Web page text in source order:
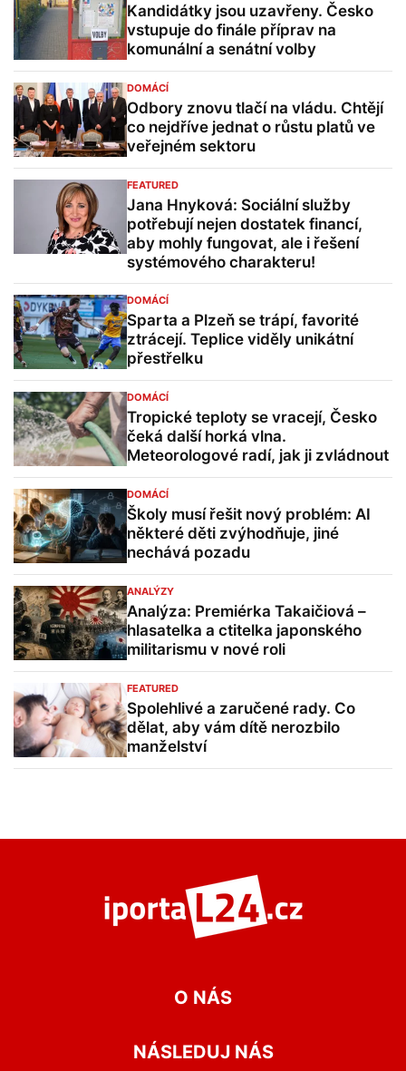
Kandidátky jsou uzavřeny. Česko
vstupuje do finále příprav na
komunální a senátní volby
DOMÁCÍ
Odbory znovu tlačí na vládu. Chtějí
co nejdříve jednat o růstu platů ve
veřejném sektoru
FEATURED
Jana Hnyková: Sociální služby
potřebují nejen dostatek financí,
aby mohly fungovat, ale i řešení
systémového charakteru!
DOMÁCÍ
Sparta a Plzeň se trápí, favorité
ztrácejí. Teplice viděly unikátní
přestřelku
DOMÁCÍ
Tropické teploty se vracejí, Česko
čeká další horká vlna.
Meteorologové radí, jak ji zvládnout
DOMÁCÍ
Školy musí řešit nový problém: AI
některé děti zvýhodňuje, jiné
nechává pozadu
ANALÝZY
Analýza: Premiérka Takaičiová –
hlasatelka a ctitelka japonského
militarismu v nové roli
FEATURED
Spolehlivé a zaručené rady. Co
dělat, aby vám dítě nerozbilo
manželství
O NÁS
NÁSLEDUJ NÁS